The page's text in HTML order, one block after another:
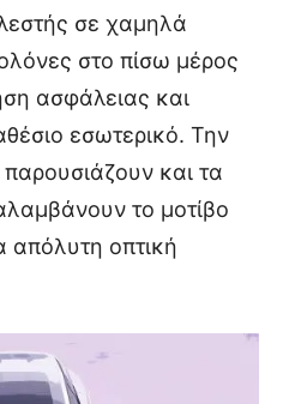
σε χαμηλά
στο πίσω μέρος
ασφάλειας και
εσωτερικό. Την
παρουσιάζουν και τα
το μοτίβο
απόλυτη οπτική